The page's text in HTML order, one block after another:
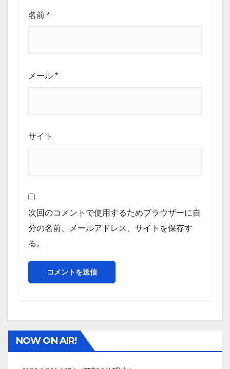
名前 *
メール *
サイト
次回のコメントで使用するためブラウザーに自
分の名前、メールアドレス、サイトを保存す
る。
NOW ON AIR!